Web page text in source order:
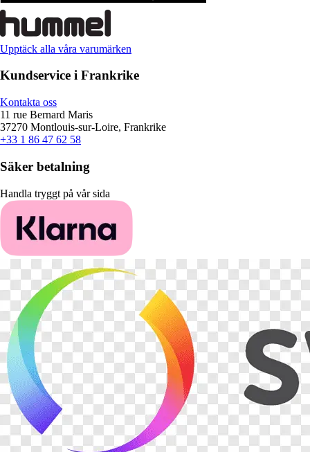
Upptäck alla våra varumärken
Kundservice i Frankrike
Kontakta oss
11 rue Bernard Maris
37270 Montlouis-sur-Loire, Frankrike
+33 1 86 47 62 58
Säker betalning
Handla tryggt på vår sida